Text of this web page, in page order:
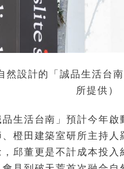
設計的「誠品生活台
所提供）
生活台南」預計今年
橙田建築室研所主持
邱董更是不計成本投